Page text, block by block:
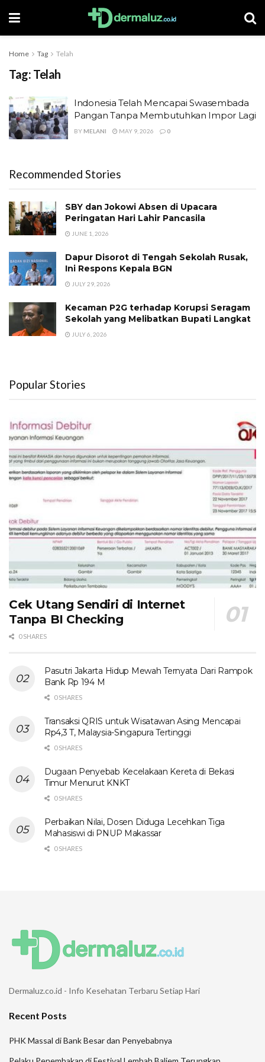
Home Tag Telah
Tag: Telah
Indonesia Telah Mencapai Swasembada
Pangan Tanpa Membutuhkan Impor Lagi
BY MELANI MAY 9, 2026 0
Recommended Stories
SBY dan Jokowi Absen di Upacara
Peringatan Hari Lahir Pancasila
JUNE 1, 2026
Dapur Disorot di Tengah Sekolah Rusak,
Ini Respons Kepala BGN
JULY 29, 2026
Kecaman P2G terhadap Korupsi Seragam
Sekolah yang Melibatkan Bupati Langkat
JULY 6, 2026
Popular Stories
Cek Utang Sendiri di Internet
Tanpa BI Checking
0 SHARES
Pasutri Jakarta Hidup Mewah Ternyata Dari Rampok
Bank Rp 194 M
0 SHARES
Transaksi QRIS untuk Wisatawan Asing Mencapai
Rp4,3 T, Malaysia-Singapura Tertinggi
0 SHARES
Dugaan Penyebab Kecelakaan Kereta di Bekasi
Timur Menurut KNKT
0 SHARES
Perbaikan Nilai, Dosen Diduga Lecehkan Tiga
Mahasiswi di PNUP Makassar
0 SHARES
Dermaluz.co.id - Info Kesehatan Terbaru Setiap Hari
Recent Posts
PHK Massal di Bank Besar dan Penyebabnya